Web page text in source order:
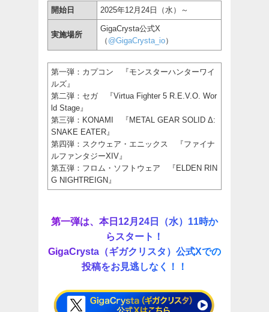
開始日 2025年12月24日（水）～
実施場所
GigaCrysta公式X
（ @GigaCrysta_io）
第一弾：カプコン 『モンスターハンターワイ
ルズ』
第二弾：セガ 『Virtua Fighter 5 R.E.V.O. Wor
ld Stage』
第三弾：KONAMI 『METAL GEAR SOLID Δ:
SNAKE EATER』
第四弾：スクウェア・エニックス 『ファイナ
ルファンタジーXIV』
第五弾：フロム・ソフトウェア 『ELDEN RIN
G NIGHTREIGN』
第一弾は、本日12月24日（水）11時か
らスタート！
GigaCrysta（ギガクリスタ）公式Xでの
投稿をお見逃しなく！！